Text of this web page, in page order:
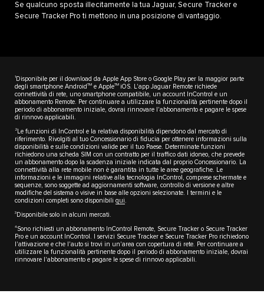
Se qualcuno sposta illecitamente la tua Jaguar, Secure Tracker e
Secure Tracker Pro ti mettono in una posizione di vantaggio.
1 Disponibile per il download da Apple App Store o Google Play per la maggior parte
degli smartphone Android TM e AppleTM iOS. L'app Jaguar Remote richiede
connettività di rete, uno smartphone compatibile, un account InControl e un
abbonamento Remote. Per continuare a utilizzare la funzionalità pertinente dopo il
periodo di abbonamento iniziale, dovrai rinnovare l'abbonamento e pagare le spese
di rinnovo applicabili.
2 Le funzioni di InControl e la relativa disponibilità dipendono dal mercato di
riferimento. Rivolgiti al tuo Concessionario di fiducia per ottenere informazioni sulla
disponibilità e sulle condizioni valide per il tuo Paese. Determinate funzioni
richiedono una scheda SIM con un contratto per il traffico dati idoneo, che prevede
un abbonamento dopo la scadenza iniziale indicata dal proprio Concessionario. La
connettività alla rete mobile non è garantita in tutte le aree geografiche. Le
informazioni e le immagini relative alla tecnologia InControl, comprese schermate e
sequenze, sono soggette ad aggiornamenti software, controllo di versione e altre
modifiche del sistema o visive in base alle opzioni selezionate. I termini e le
condizioni completi sono disponibili qui.
3 Disponibile solo in alcuni mercati.
4Sono richiesti un abbonamento InControl Remote, Secure Tracker o Secure Tracker
Pro e un account InControl. I servizi Secure Tracker e Secure Tracker Pro richiedono
l'attivazione e che l'auto si trovi in un'area con copertura di rete. Per continuare a
utilizzare la funzionalità pertinente dopo il periodo di abbonamento iniziale, dovrai
rinnovare l'abbonamento e pagare le spese di rinnovo applicabili.